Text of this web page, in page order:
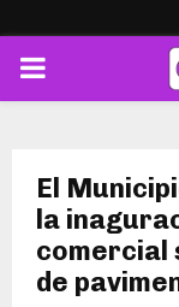
PRIMARY
El
la
comercial
de